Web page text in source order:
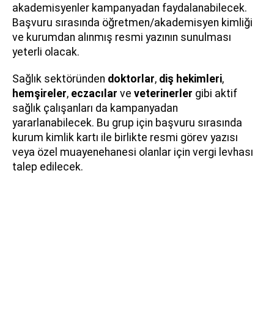
akademisyenler kampanyadan faydalanabilecek.
Başvuru sırasında öğretmen/akademisyen kimliği
ve kurumdan alınmış resmi yazının sunulması
yeterli olacak.
Sağlık sektöründen doktorlar, diş hekimleri,
hemşireler, eczacılar ve veterinerler gibi aktif
sağlık çalışanları da kampanyadan
yararlanabilecek. Bu grup için başvuru sırasında
kurum kimlik kartı ile birlikte resmi görev yazısı
veya özel muayenehanesi olanlar için vergi levhası
talep edilecek.